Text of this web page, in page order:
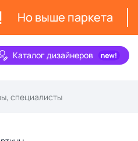
Но выше паркета
Каталог дизайнеров